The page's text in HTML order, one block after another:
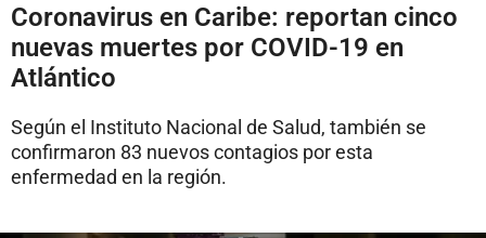
Coronavirus en Caribe: reportan cinco
nuevas muertes por COVID-19 en
Atlántico
Según el Instituto Nacional de Salud, también se
confirmaron 83 nuevos contagios por esta
enfermedad en la región.